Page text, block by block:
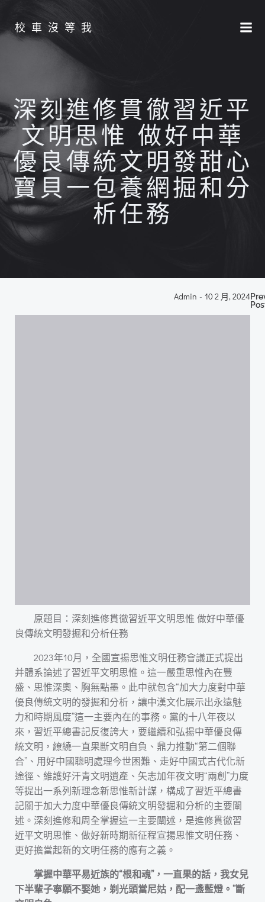
校車沒等我
深刻進修貫徹習近平
文明思惟 做好中華
優良傳統文明發甜心
寶貝一包養網掘和分
析任務
Admin - 10 2 月, 2024
原題目：深刻進修貫徹習近平文明思惟 做好中華優
良傳統文明發掘和分析任務
2023年10月，全國宣揚思惟文明任務會議正式提出
并體系論述了習近平文明思惟。這一嚴重思惟內在豐
盛、思惟深奧、胸無點墨。此中就包含“加大力度對中華
優良傳統文明的發掘和分析，讓中漢文化展示出永遠魅
力和時期風度”這一主要內在的事務。黨的十八年夜以
來，習近平總書記反復誇大，要繼續和弘揚中華優良傳
統文明，繚繞一直果斷文明自負、鼎力推動“第二個聯
合”、用好中國聰明處理今世困難、走好中國式古代化新
途徑、維護好汗青文明遺產、矢志加年夜文明“兩創”力度
等提出一系列新理念新思惟新計謀，構成了習近平總書
記關于加大力度中華優良傳統文明發掘和分析的主要闡
述。深刻進修和周全掌握這一主要闡述，是進修貫徹習
近平文明思惟、做好新時期新征程宣揚思惟文明任務、
更好擔當起新的文明任務的應有之義。
掌握中華平易近族的“根和魂”，一直果的話，我女兒
下半輩子寧願不娶她，剃光頭當尼姑，配一盞藍燈。”斷